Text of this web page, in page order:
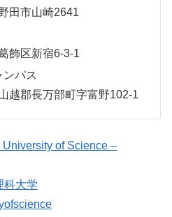
田市山崎2641
飾区新宿6-3-1
パス
越郡長万部町字富野102-1
University of Science –
科大学